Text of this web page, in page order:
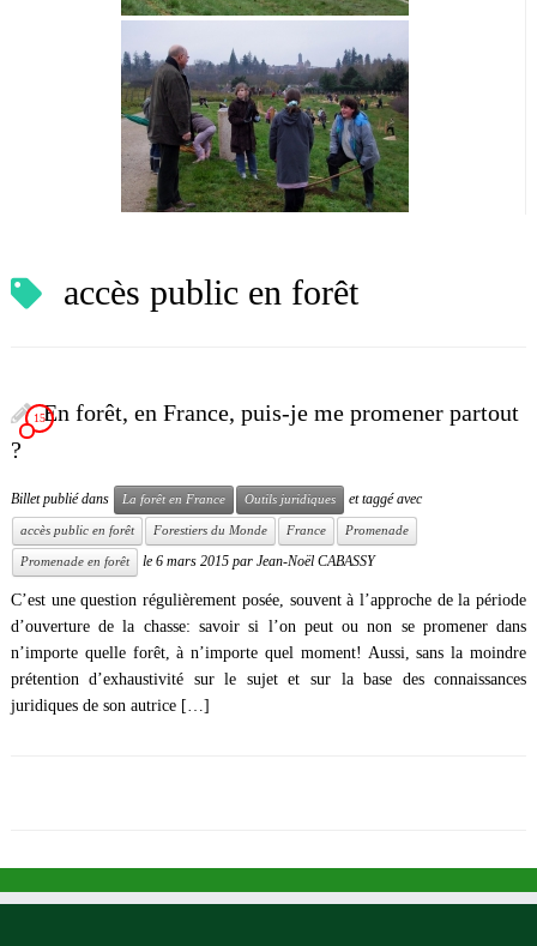
accès public en forêt
En forêt, en France, puis-je me promener partout
?
15
Billet publié dans La forêt en France Outils juridiques et taggé avec
accès public en forêt Forestiers du Monde France Promenade
Promenade en forêt le 6 mars 2015 par Jean-Noël CABASSY
C’est une question régulièrement posée, souvent à l’approche de la période
d’ouverture de la chasse: savoir si l’on peut ou non se promener dans
n’importe quelle forêt, à n’importe quel moment! Aussi, sans la moindre
prétention d’exhaustivité sur le sujet et sur la base des connaissances
juridiques de son autrice […]